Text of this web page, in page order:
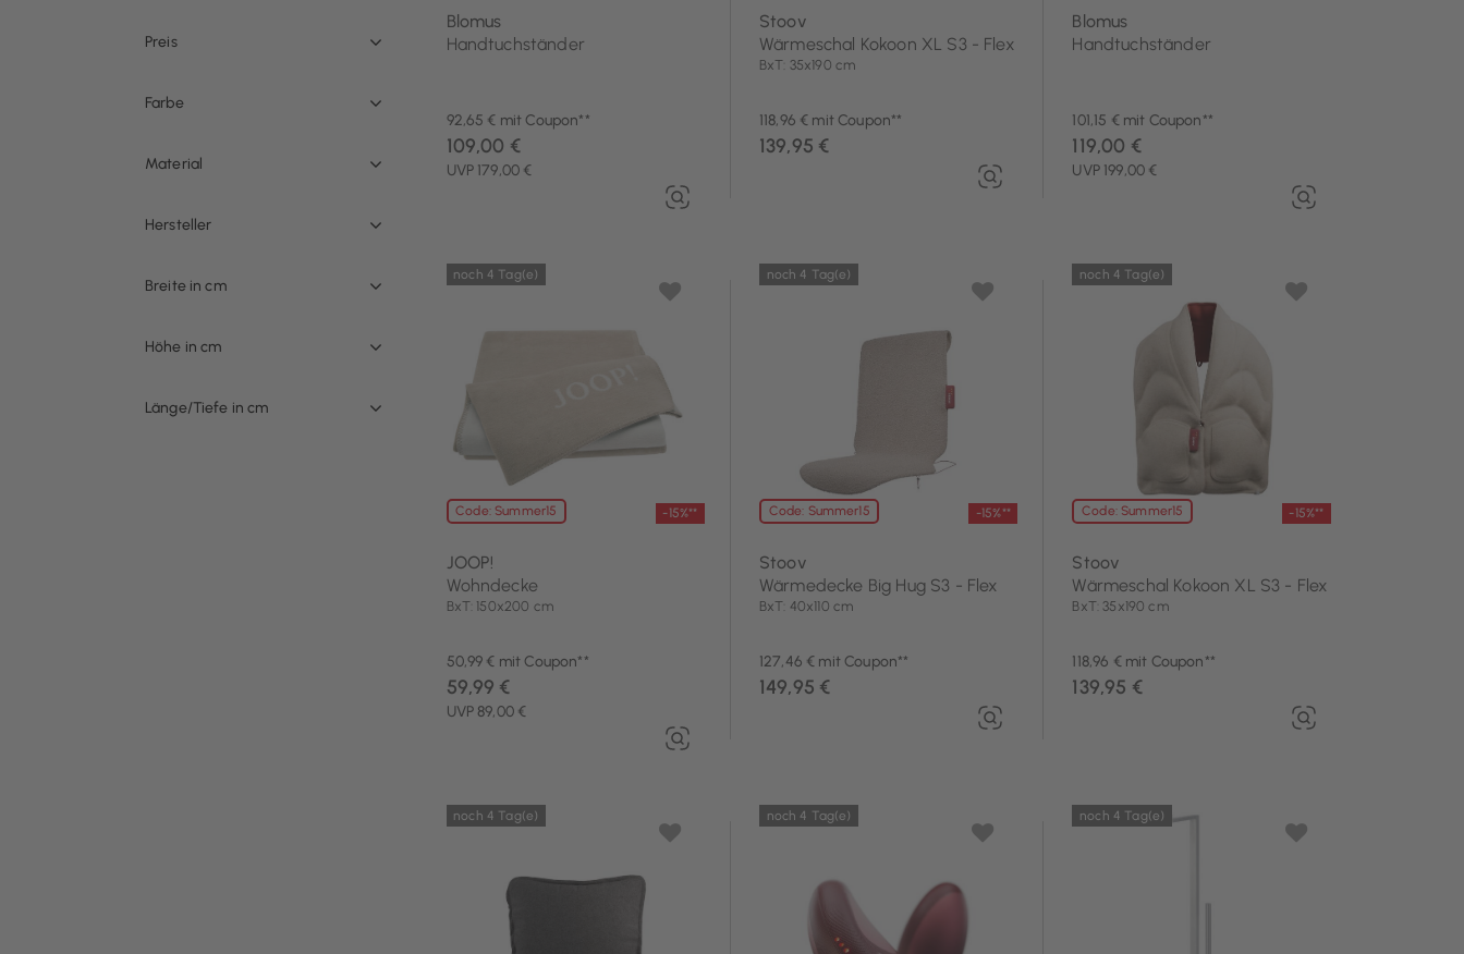
Preis
Farbe
Material
Hersteller
Breite in cm
Höhe in cm
Länge/Tiefe in cm
Blomus
Handtuchständer
92,65 € mit Coupon**
UVP 179,00 €
109,00 €
Stoov
Wärmeschal Kokoon XL S3 - Flex
BxT: 35x190 cm
118,96 € mit Coupon**
139,95 €
Blomus
Handtuchständer
101,15 € mit Coupon**
UVP 199,00 €
119,00 €
Code: Summer15 -15%**
noch 4 Tag(e)
JOOP!
Wohndecke
BxT: 150x200 cm
50,99 € mit Coupon**
UVP 89,00 €
59,99 €
Code: Summer15 -15%**
noch 4 Tag(e)
Stoov
Wärmedecke Big Hug S3 - Flex
BxT: 40x110 cm
127,46 € mit Coupon**
149,95 €
Code: Summer15 -15%**
noch 4 Tag(e)
Stoov
Wärmeschal Kokoon XL S3 - Flex
BxT: 35x190 cm
118,96 € mit Coupon**
139,95 €
noch 4 Tag(e) noch 4 Tag(e) noch 4 Tag(e)